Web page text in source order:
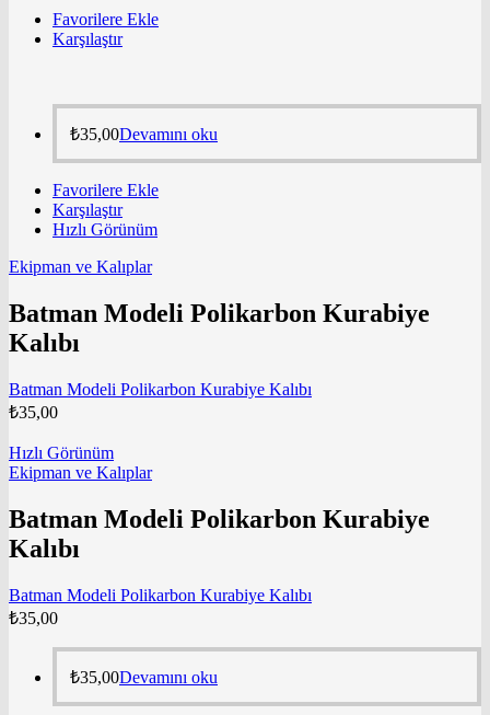
Favorilere Ekle
Karşılaştır
₺35,00Devamını oku
Favorilere Ekle
Karşılaştır
Hızlı Görünüm
Ekipman ve Kalıplar
Batman Modeli Polikarbon Kurabiye
Kalıbı
Batman Modeli Polikarbon Kurabiye Kalıbı
₺35,00
Hızlı Görünüm
Ekipman ve Kalıplar
Batman Modeli Polikarbon Kurabiye
Kalıbı
Batman Modeli Polikarbon Kurabiye Kalıbı
₺35,00
₺35,00Devamını oku